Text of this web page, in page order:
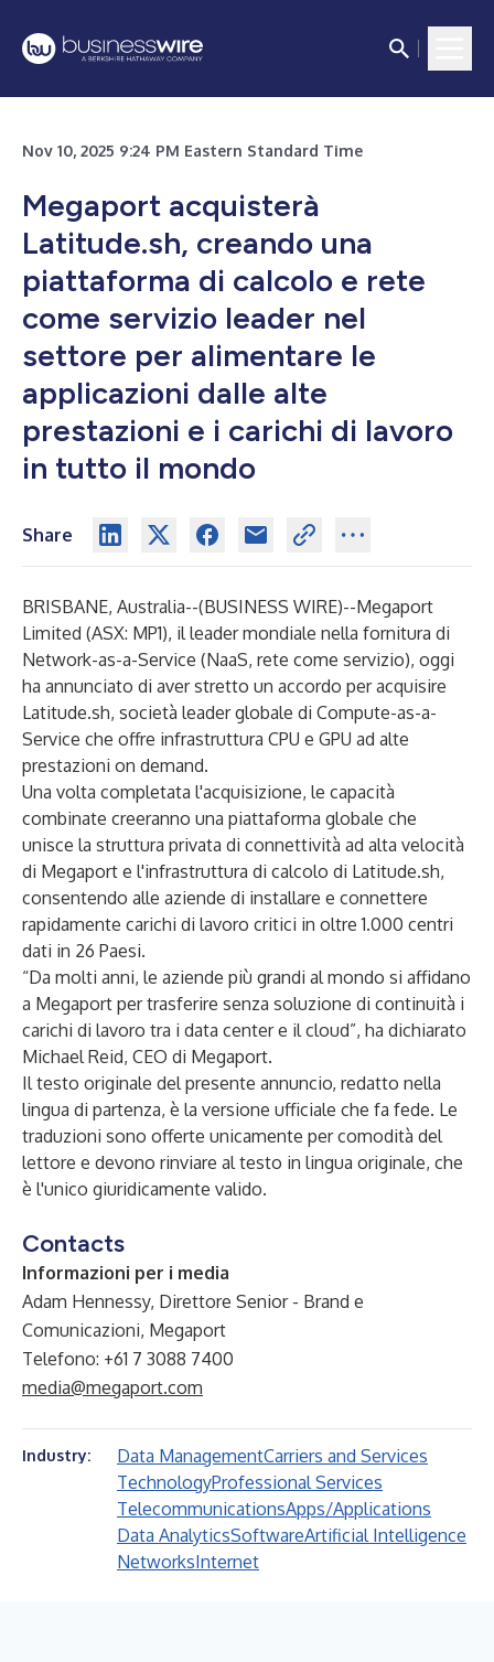
Nov 10, 2025 9:24 PM Eastern Standard Time
Megaport acquisterà
Latitude.sh, creando una
piattaforma di calcolo e rete
come servizio leader nel
settore per alimentare le
applicazioni dalle alte
prestazioni e i carichi di lavoro
in tutto il mondo
Share
BRISBANE, Australia--(BUSINESS WIRE)--Megaport
Limited (ASX: MP1), il leader mondiale nella fornitura di
Network-as-a-Service (NaaS, rete come servizio), oggi
ha annunciato di aver stretto un accordo per acquisire
Latitude.sh, società leader globale di Compute-as-a-
Service che offre infrastruttura CPU e GPU ad alte
prestazioni on demand.
Una volta completata l'acquisizione, le capacità
combinate creeranno una piattaforma globale che
unisce la struttura privata di connettività ad alta velocità
di Megaport e l'infrastruttura di calcolo di Latitude.sh,
consentendo alle aziende di installare e connettere
rapidamente carichi di lavoro critici in oltre 1.000 centri
dati in 26 Paesi.
“Da molti anni, le aziende più grandi al mondo si affidano
a Megaport per trasferire senza soluzione di continuità i
carichi di lavoro tra i data center e il cloud”, ha dichiarato
Michael Reid, CEO di Megaport.
Il testo originale del presente annuncio, redatto nella
lingua di partenza, è la versione ufficiale che fa fede. Le
traduzioni sono offerte unicamente per comodità del
lettore e devono rinviare al testo in lingua originale, che
è l'unico giuridicamente valido.
Contacts
Informazioni per i media
Adam Hennessy, Direttore Senior - Brand e
Comunicazioni, Megaport
Telefono: +61 7 3088 7400
media@megaport.com
Industry: Data ManagementCarriers and Services
TechnologyProfessional Services
TelecommunicationsApps/Applications
Data AnalyticsSoftwareArtificial Intelligence
NetworksInternet